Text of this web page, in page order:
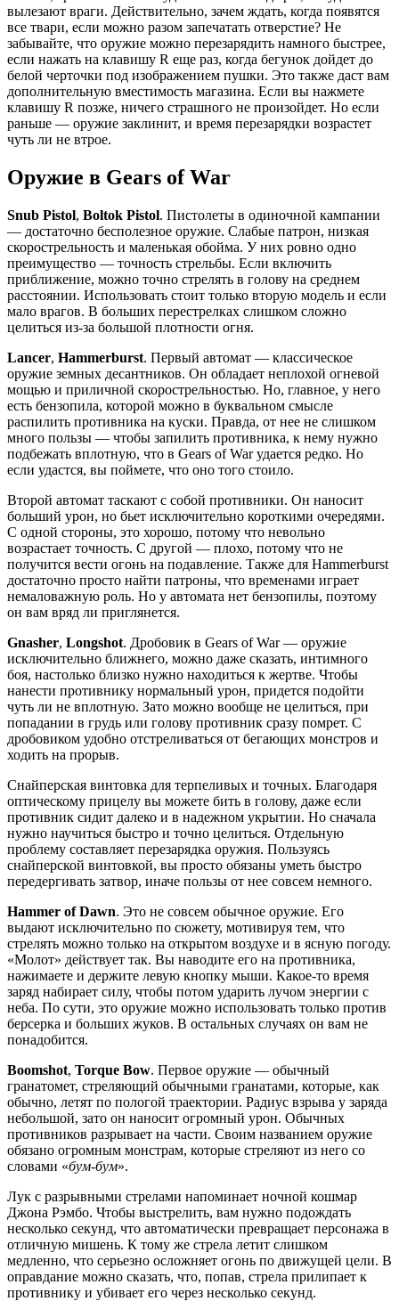
вылезают враги. Действительно, зачем ждать, когда появятся
все твари, если можно разом запечатать отверстие? Не
забывайте, что оружие можно перезарядить намного быстрее,
если нажать на клавишу R еще раз, когда бегунок дойдет до
белой черточки под изображением пушки. Это также даст вам
дополнительную вместимость магазина. Если вы нажмете
клавишу R позже, ничего страшного не произойдет. Но если
раньше — оружие заклинит, и время перезарядки возрастет
чуть ли не втрое.
Оружие в Gears of War
Snub Pistol, Boltok Pistol. Пистолеты в одиночной кампании
— достаточно бесполезное оружие. Слабые патрон, низкая
скорострельность и маленькая обойма. У них ровно одно
преимущество — точность стрельбы. Если включить
приближение, можно точно стрелять в голову на среднем
расстоянии. Использовать стоит только вторую модель и если
мало врагов. В больших перестрелках слишком сложно
целиться из-за большой плотности огня.
Lancer, Hammerburst. Первый автомат — классическое
оружие земных десантников. Он обладает неплохой огневой
мощью и приличной скорострельностью. Но, главное, у него
есть бензопила, которой можно в буквальном смысле
распилить противника на куски. Правда, от нее не слишком
много пользы — чтобы запилить противника, к нему нужно
подбежать вплотную, что в Gears of War удается редко. Но
если удастся, вы поймете, что оно того стоило.
Второй автомат таскают с собой противники. Он наносит
больший урон, но бьет исключительно короткими очередями.
С одной стороны, это хорошо, потому что невольно
возрастает точность. С другой — плохо, потому что не
получится вести огонь на подавление. Также для Hammerburst
достаточно просто найти патроны, что временами играет
немаловажную роль. Но у автомата нет бензопилы, поэтому
он вам вряд ли приглянется.
Gnasher, Longshot. Дробовик в Gears of War — оружие
исключительно ближнего, можно даже сказать, интимного
боя, настолько близко нужно находиться к жертве. Чтобы
нанести противнику нормальный урон, придется подойти
чуть ли не вплотную. Зато можно вообще не целиться, при
попадании в грудь или голову противник сразу помрет. С
дробовиком удобно отстреливаться от бегающих монстров и
ходить на прорыв.
Снайперская винтовка для терпеливых и точных. Благодаря
оптическому прицелу вы можете бить в голову, даже если
противник сидит далеко и в надежном укрытии. Но сначала
нужно научиться быстро и точно целиться. Отдельную
проблему составляет перезарядка оружия. Пользуясь
снайперской винтовкой, вы просто обязаны уметь быстро
передергивать затвор, иначе пользы от нее совсем немного.
Hammer of Dawn. Это не совсем обычное оружие. Его
выдают исключительно по сюжету, мотивируя тем, что
стрелять можно только на открытом воздухе и в ясную погоду.
«Молот» действует так. Вы наводите его на противника,
нажимаете и держите левую кнопку мыши. Какое-то время
заряд набирает силу, чтобы потом ударить лучом энергии с
неба. По сути, это оружие можно использовать только против
берсерка и больших жуков. В остальных случаях он вам не
понадобится.
Boomshot, Torque Bow. Первое оружие — обычный
гранатомет, стреляющий обычными гранатами, которые, как
обычно, летят по пологой траектории. Радиус взрыва у заряда
небольшой, зато он наносит огромный урон. Обычных
противников разрывает на части. Своим названием оружие
обязано огромным монстрам, которые стреляют из него со
словами «бум-бум».
Лук с разрывными стрелами напоминает ночной кошмар
Джона Рэмбо. Чтобы выстрелить, вам нужно подождать
несколько секунд, что автоматически превращает персонажа в
отличную мишень. К тому же стрела летит слишком
медленно, что серьезно осложняет огонь по движущей цели. В
оправдание можно сказать, что, попав, стрела прилипает к
противнику и убивает его через несколько секунд.